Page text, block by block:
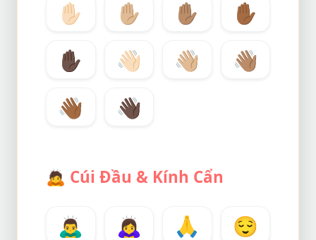
✋🏻
✋🏼 ✋🏽
✋🏾
✋🏿
👋🏻 👋🏼
👋🏽
👋🏾
👋🏿
🙇 Cúi Đầu & Kính Cẩn
🙇‍♂️ 🙇‍♀️ 🙏
😌